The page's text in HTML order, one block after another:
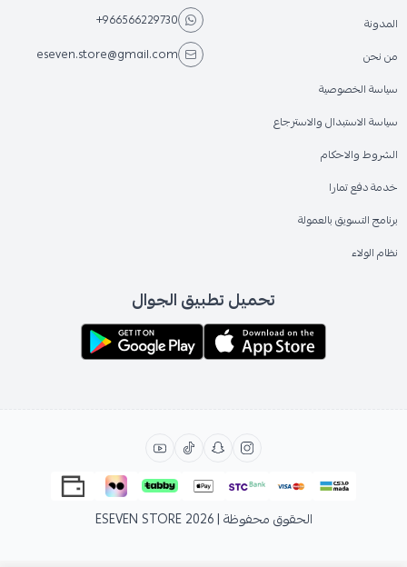
المدونة
من نحن
سياسة الخصوصية
سياسة الاستبدال والاسترجاع
الشروط والاحكام
خدمة دفع تمارا
برنامج التسويق بالعمولة
نظام الولاء
+966566229730
eseven.store@gmail.com
تحميل تطبيق الجوال
الحقوق محفوظة | 2026 ESEVEN STORE